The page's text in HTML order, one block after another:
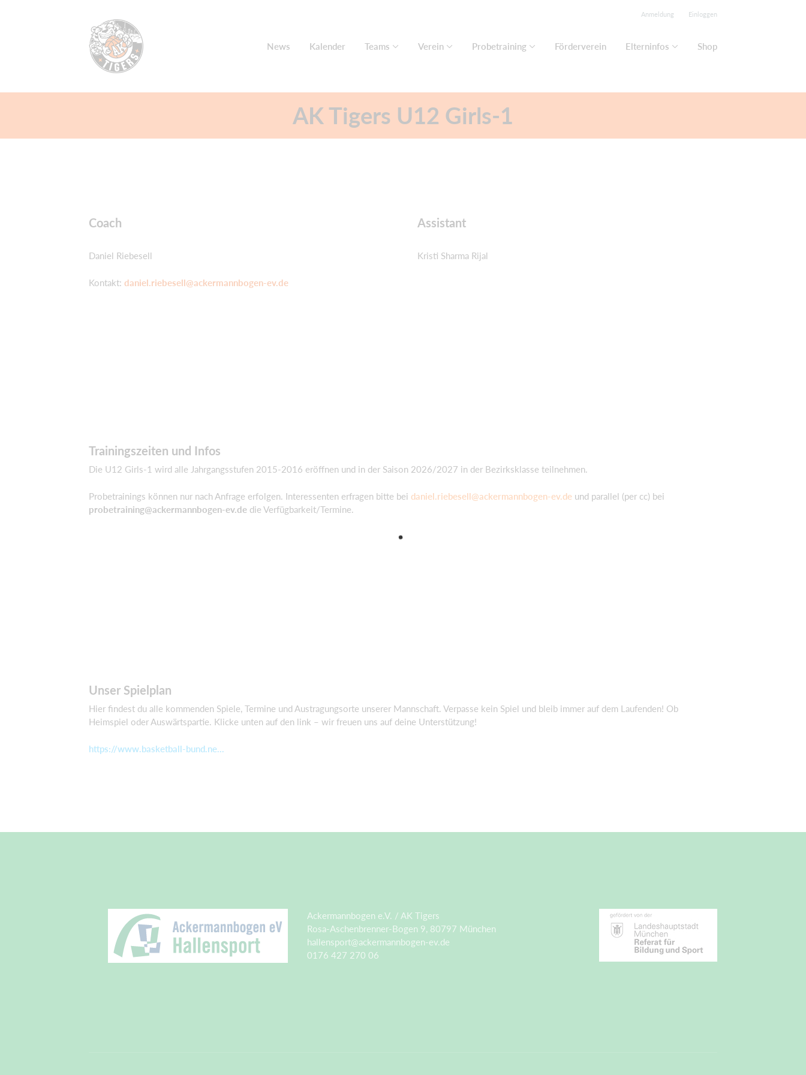
Anmeldung Einloggen
News Kalender Teams Verein Probetraining Förderverein Elterninfos Shop
AK Tigers U12 Girls-1
Coach
Daniel Riebesell
Kontakt: daniel.riebesell@ackermannbogen-ev.de
Assistant
Kristi Sharma Rijal
Trainingszeiten und Infos
Die U12 Girls-1 wird alle Jahrgangsstufen 2015-2016 eröffnen und in der Saison 2026/2027 in der Bezirksklasse teilnehmen.
Probetrainings können nur nach Anfrage erfolgen. Interessenten erfragen bitte bei daniel.riebesell@ackermannbogen-ev.de und parallel (per cc) bei
probetraining@ackermannbogen-ev.de die Verfügbarkeit/Termine.
Unser Spielplan
Hier findest du alle kommenden Spiele, Termine und Austragungsorte unserer Mannschaft. Verpasse kein Spiel und bleib immer auf dem Laufenden! Ob
Heimspiel oder Auswärtspartie. Klicke unten auf den link – wir freuen uns auf deine Unterstützung!
https://www.basketball-bund.ne...
Ackermannbogen e.V. / AK Tigers
Rosa-Aschenbrenner-Bogen 9, 80797 München
hallensport@ackermannbogen-ev.de
0176 427 270 06